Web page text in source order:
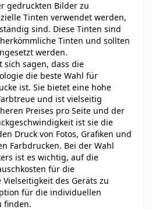
gedruckten Bilder zu
Tinten verwendet werden,
sind. Diese Tinten sind
Tinten und sollten
werden.
sich sagen, dass die
die beste Wahl für
ist. Sie bietet eine hohe
und ist vielseitig
Preises pro Seite und der
ist sie die
Druck von Fotos, Grafiken und
Farbdrucken. Bei der Wahl
ist es wichtig, auf die
für die
des Geräts zu
für die individuellen
finden.